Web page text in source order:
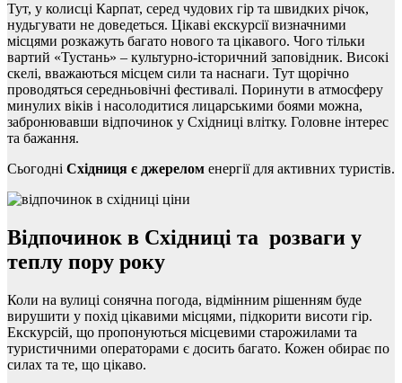
Тут, у колисці Карпат, серед чудових гір та швидких річок,
нудьгувати не доведеться. Цікаві екскурсії визначними
місцями розкажуть багато нового та цікавого. Чого тільки
вартий «Тустань» – культурно-історичний заповідник. Високі
скелі, вважаються місцем сили та наснаги. Тут щорічно
проводяться середньовічні фестивалі. Поринути в атмосферу
минулих віків і насолодитися лицарськими боями можна,
забронювавши відпочинок у Східниці влітку. Головне інтерес
та бажання.
Сьогодні Східниця є джерелом енергії для активних туристів.
Відпочинок в Східниці та розваги у
теплу пору року
Коли на вулиці сонячна погода, відмінним рішенням буде
вирушити у похід цікавими місцями, підкорити висоти гір.
Екскурсій, що пропонуються місцевими старожилами та
туристичними операторами є досить багато. Кожен обирає по
силах та те, що цікаво.